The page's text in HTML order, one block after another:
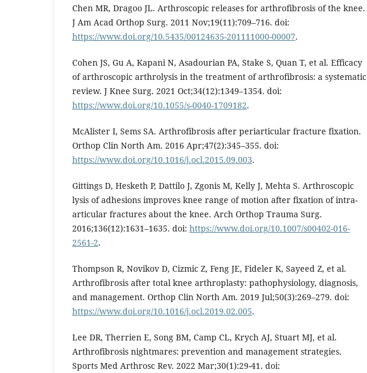
Chen MR, Dragoo JL. Arthroscopic releases for arthrofibrosis of the knee.
J Am Acad Orthop Surg. 2011 Nov;19(11):709–716. doi:
https://www.doi.org/10.5435/00124635-201111000-00007.
Cohen JS, Gu A, Kapani N, Asadourian PA, Stake S, Quan T, et al. Efficacy
of arthroscopic arthrolysis in the treatment of arthrofibrosis: a systematic
review. J Knee Surg. 2021 Oct;34(12):1349–1354. doi:
https://www.doi.org/10.1055/s-0040-1709182.
McAlister I, Sems SA. Arthrofibrosis after periarticular fracture fixation.
Orthop Clin North Am. 2016 Apr;47(2):345–355. doi:
https://www.doi.org/10.1016/j.ocl.2015.09.003.
Gittings D, Hesketh P, Dattilo J, Zgonis M, Kelly J, Mehta S. Arthroscopic
lysis of adhesions improves knee range of motion after fixation of intra-
articular fractures about the knee. Arch Orthop Trauma Surg.
2016;136(12):1631–1635. doi: https://www.doi.org/10.1007/s00402-016-
2561-2.
Thompson R, Novikov D, Cizmic Z, Feng JE, Fideler K, Sayeed Z, et al.
Arthrofibrosis after total knee arthroplasty: pathophysiology, diagnosis,
and management. Orthop Clin North Am. 2019 Jul;50(3):269–279. doi:
https://www.doi.org/10.1016/j.ocl.2019.02.005.
Lee DR, Therrien E, Song BM, Camp CL, Krych AJ, Stuart MJ, et al.
Arthrofibrosis nightmares: prevention and management strategies.
Sports Med Arthrosc Rev. 2022 Mar;30(1):29-41. doi: